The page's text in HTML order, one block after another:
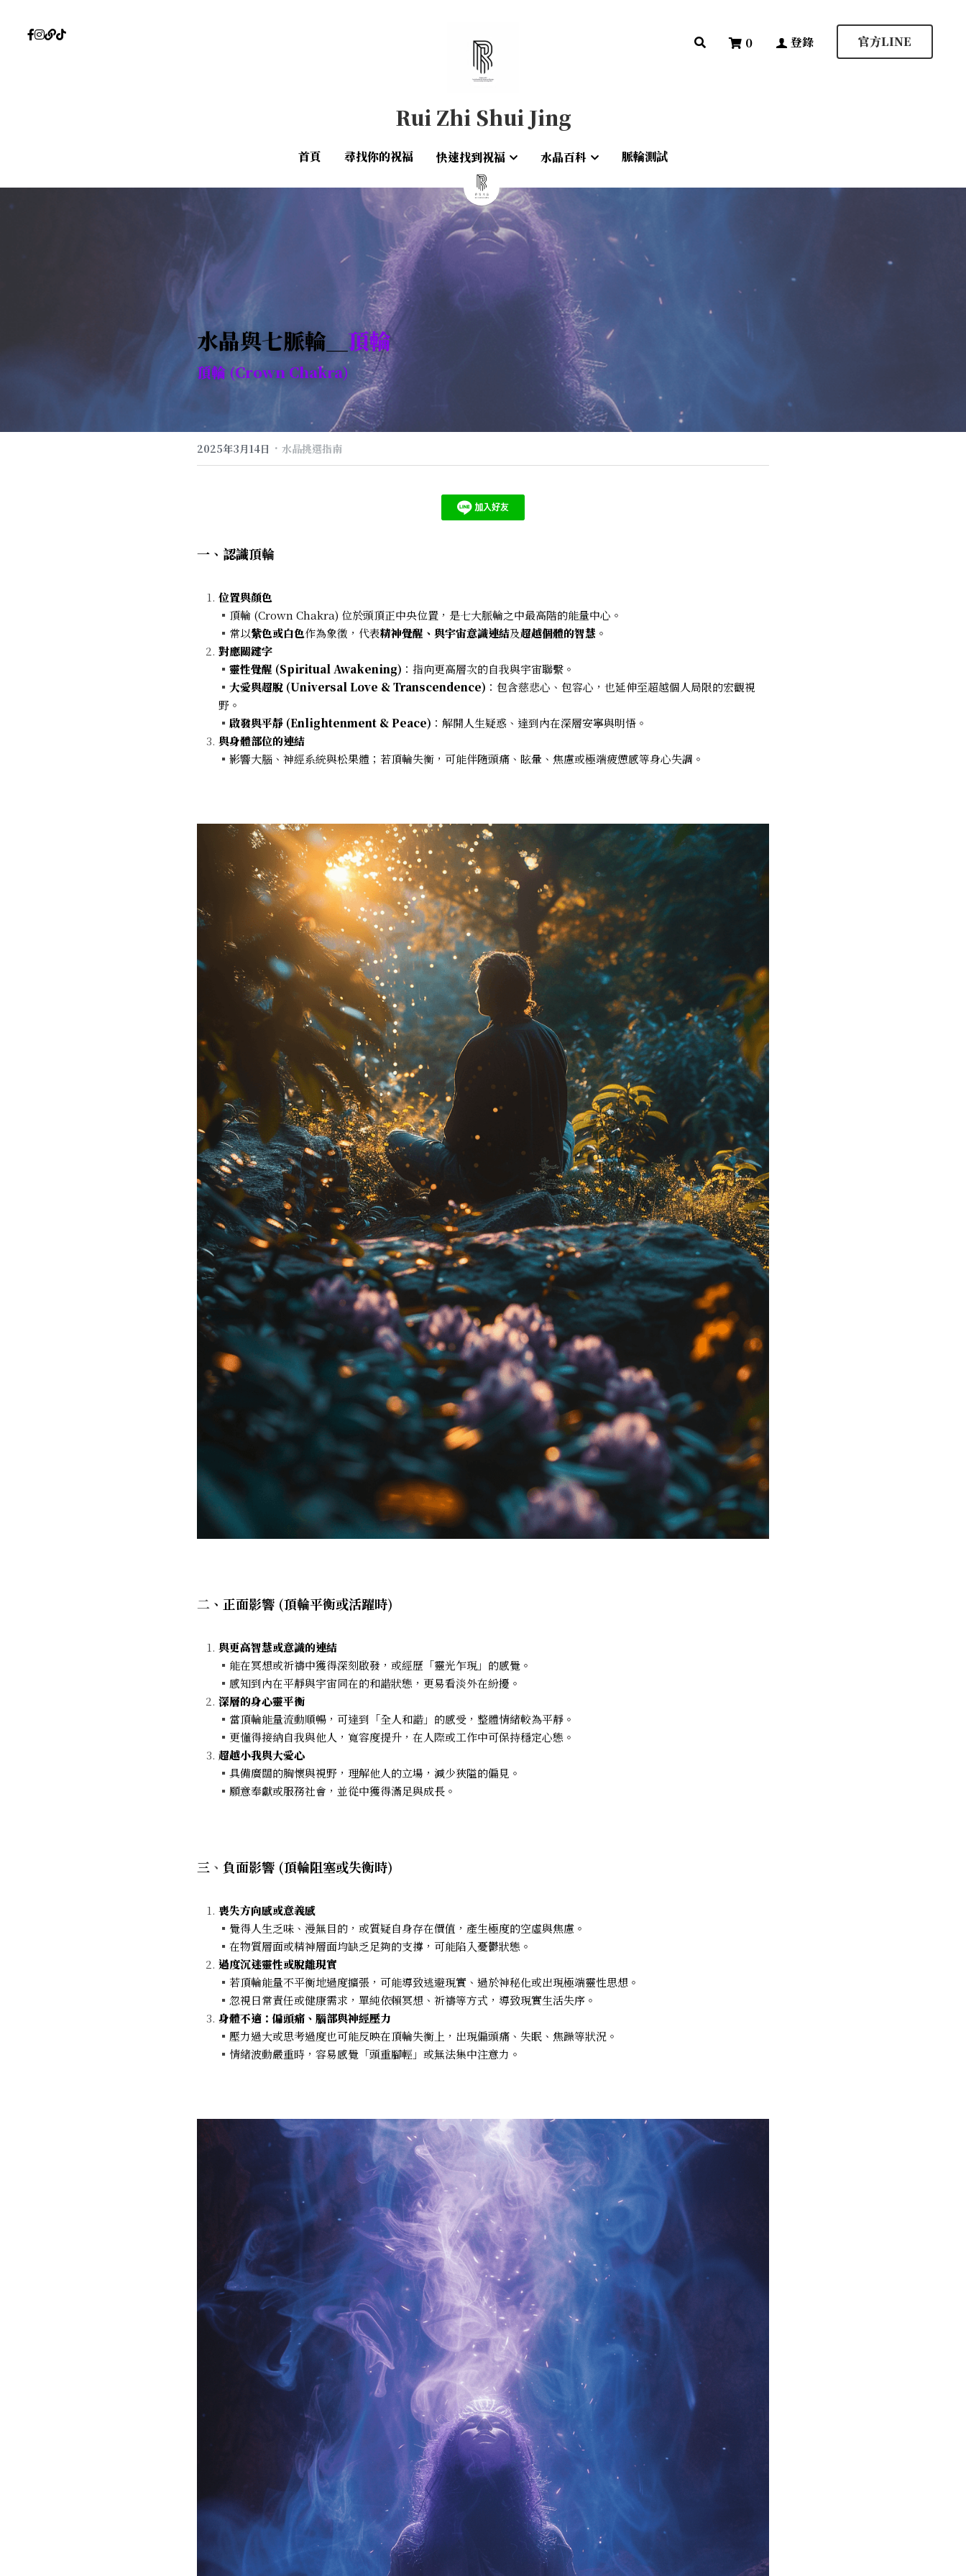
Rui Zhi Shui Jing
首頁 尋找你的祝福 快速找到祝福 水晶百科 脈輪測試
0 登錄 官方LINE
Rui Zhi Shui Jing
首頁 尋找你的祝福 快速找到祝福 水晶百科 脈輪測試
0 登錄 官方LINE
水晶與七脈輪＿ 頂輪
頂輪 (Crown Chakra)
2025年3月14日 · 水晶挑選指南
一、 認識頂輪
位置與顏色
▪ 頂輪 (Crown Chakra) 位於頭頂正中央位置，是七大脈輪之中最高階的能量中心。
▪ 常以紫色或白色作為象徵，代表精神覺醒、與宇宙意識連結及超越個體的智慧。
對應關鍵字
▪ 靈性覺醒 (Spiritual Awakening) ：指向更高層次的自我與宇宙聯繫。
▪ 大愛與超脫 (Universal Love & Transcendence) ：包含慈悲心、包容心，也延伸至超越個人局限的宏觀視
野。
▪ 啟發與平靜 (Enlightenment & Peace) ：解開人生疑惑、達到內在深層安寧與明悟。
與身體部位的連結
▪ 影響大腦、神經系統與松果體；若頂輪失衡，可能伴隨頭痛、眩暈、焦慮或極端疲憊感等身心失調。
二 、正面影響 (頂輪平衡或活躍時)
與更高智慧或意識的連結
▪ 能在冥想或祈禱中獲得深刻啟發，或經歷「靈光乍現」的感覺。
▪ 感知到內在平靜與宇宙同在的和諧狀態，更易看淡外在紛擾。
深層的身心靈平衡
▪ 當頂輪能量流動順暢，可達到「全人和諧」的感受，整體情緒較為平靜。
▪ 更懂得接納自我與他人，寬容度提升，在人際或工作中可保持穩定心態。
超越小我與大愛心
▪ 具備廣闊的胸懷與視野，理解他人的立場，減少狹隘的偏見。
▪ 願意奉獻或服務社會，並從中獲得滿足與成長。
三 、 負面影響 (頂輪阻塞或失衡時)
喪失方向感或意義感
▪ 覺得人生乏味、漫無目的，或質疑自身存在價值，產生極度的空虛與焦慮。
▪ 在物質層面或精神層面均缺乏足夠的支撐，可能陷入憂鬱狀態。
過度沉迷靈性或脫離現實
▪ 若頂輪能量不平衡地過度擴張，可能導致逃避現實、過於神秘化或出現極端靈性思想。
▪ 忽視日常責任或健康需求，單純依賴冥想、祈禱等方式，導致現實生活失序。
身體不適：偏頭痛、腦部與神經壓力
▪ 壓力過大或思考過度也可能反映在頂輪失衡上，出現偏頭痛、失眠、焦躁等狀況。
▪ 情緒波動嚴重時，容易感覺「頭重腳輕」或無法集中注意力。